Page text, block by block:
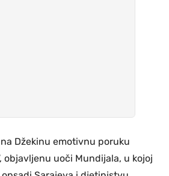
Džekinu emotivnu poruku
objavljenu uoči Mundijala, u kojoj